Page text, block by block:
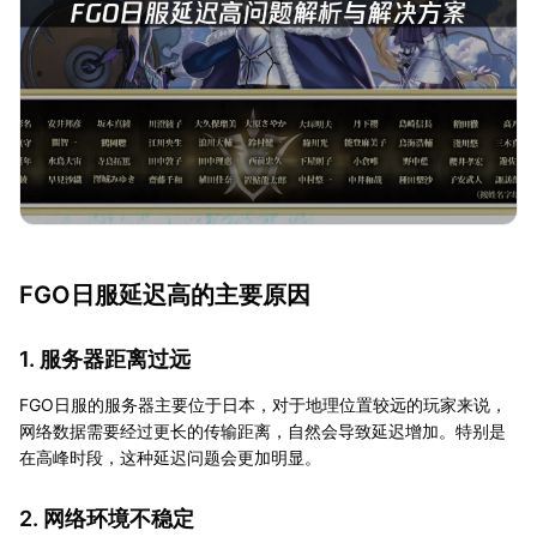
FGO日服延迟高的主要原因
1. 服务器距离过远
FGO日服的服务器主要位于日本，对于地理位置较远的玩家来说，
网络数据需要经过更长的传输距离，自然会导致延迟增加。特别是
在高峰时段，这种延迟问题会更加明显。
2. 网络环境不稳定